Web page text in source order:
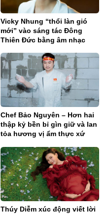
Vicky Nhung “thổi làn gió
mới” vào sáng tác Đông
Thiên Đức bằng âm nhạc
Chef Bảo Nguyên – Hơn hai
thập kỷ bền bỉ gìn giữ và lan
tỏa hương vị ẩm thực xứ
Thúy Diễm xúc động viết lời